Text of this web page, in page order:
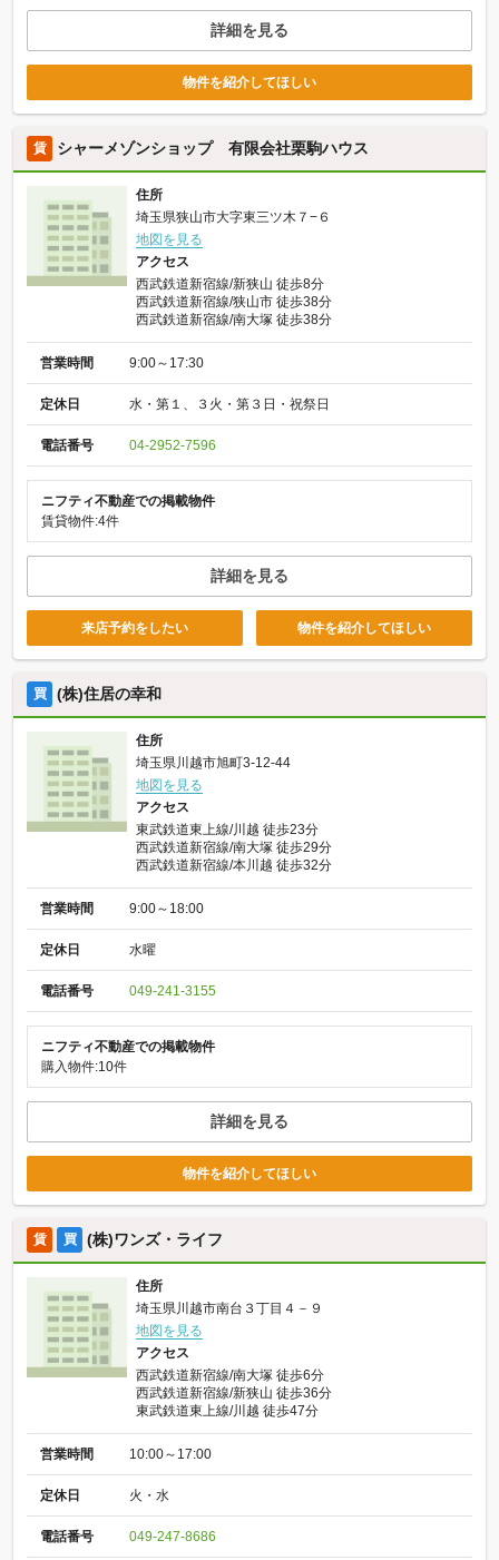
詳細を見る
物件を紹介してほしい
賃 シャーメゾンショップ 有限会社栗駒ハウス
住所
埼玉県狭山市大字東三ツ木７−６
地図を見る
アクセス
西武鉄道新宿線/新狭山 徒歩8分
西武鉄道新宿線/狭山市 徒歩38分
西武鉄道新宿線/南大塚 徒歩38分
営業時間 9:00～17:30
定休日 水・第１、３火・第３日・祝祭日
電話番号 04-2952-7596
ニフティ不動産での掲載物件
賃貸物件:4件
詳細を見る
来店予約をしたい 物件を紹介してほしい
買 (株)住居の幸和
住所
埼玉県川越市旭町3-12-44
地図を見る
アクセス
東武鉄道東上線/川越 徒歩23分
西武鉄道新宿線/南大塚 徒歩29分
西武鉄道新宿線/本川越 徒歩32分
営業時間 9:00～18:00
定休日 水曜
電話番号 049-241-3155
ニフティ不動産での掲載物件
購入物件:10件
詳細を見る
物件を紹介してほしい
賃 買 (株)ワンズ・ライフ
住所
埼玉県川越市南台３丁目４－９
地図を見る
アクセス
西武鉄道新宿線/南大塚 徒歩6分
西武鉄道新宿線/新狭山 徒歩36分
東武鉄道東上線/川越 徒歩47分
営業時間 10:00～17:00
定休日 火・水
電話番号 049-247-8686